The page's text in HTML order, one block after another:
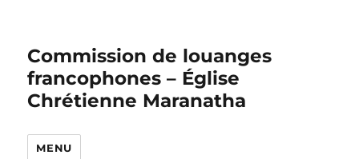
Commission de louanges
francophones – Église
Chrétienne Maranatha
MENU